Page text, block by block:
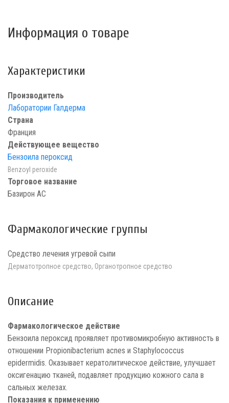
Информация о товаре
Характеристики
Производитель
Лаборатории Галдерма
Страна
Франция
Действующее вещество
Бензоила пероксид
Benzoyl peroxide
Торговое название
Базирон АС
Фармакологические группы
Средство лечения угревой сыпи
Дерматотропное средство, Органотропное средство
Описание
Фармакологическое действие
Бензоила пероксид проявляет противомикробную активность в
отношении Propionibacterium acnes и Staphylococcus
epidermidis. Оказывает кератолитическое действие, улучшает
оксигенацию тканей, подавляет продукцию кожного сала в
сальных железах.
Показания к применению